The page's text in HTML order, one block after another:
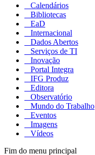
Calendários
Bibliotecas
EaD
Internacional
Dados Abertos
Serviços de TI
Inovação
Portal Integra
IFG Produz
Editora
Observatório
Mundo do Trabalho
Eventos
Imagens
Vídeos
Fim do menu principal